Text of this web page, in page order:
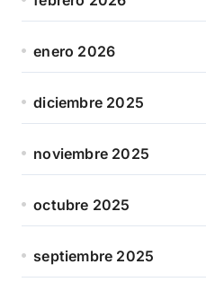
enero 2026
diciembre 2025
noviembre 2025
octubre 2025
septiembre 2025